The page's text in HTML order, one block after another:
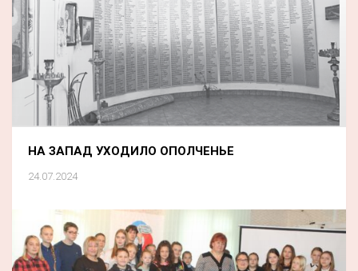
НА ЗАПАД УХОДИЛО ОПОЛЧЕНЬЕ
24.07.2024